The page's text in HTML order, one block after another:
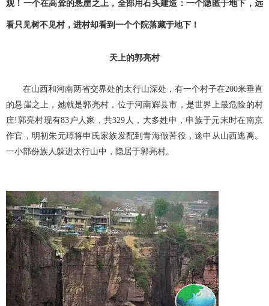
观！一个在高耸的悬崖之上，全部用石头建造：一个隐匿于地下，远
看只见树不见村，进村却看到一个个院落藏于地下！
天上的郭亮村
在山西和河南两省交界处的太行山深处，有一个村子在200米垂直
的悬崖之上，她就是郭亮村，位于河南辉县市，是世界上最危险的村
庄!郭亮村现有83户人家，共329人，大多姓申，申族于元末时在南京
作官，明初朱元璋将申氏家族发配到青海做苦役，途中从山西逃离。
一小部份族人躲进太行山中，隐居于郭亮村。